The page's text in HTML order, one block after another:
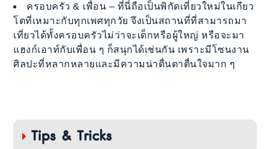
ครอบครัว & เพื่อน – ที่นี่ถือเป็นพิกัดเที่ยวใหม่ในเกียว
โตที่เหมาะกับทุกเพศทุกวัย จึงเป็นสถานที่ที่สามารถมา
เที่ยวได้ทั้งครอบครัวไม่ว่าจะเด็กหรือผู้ใหญ่ หรือจะมา
แฮงก์เอาท์กับเพื่อน ๆ ก็สนุกได้เช่นกัน เพราะมีโซนงาน
ศิลปะที่หลากหลายและมีความน่าตื่นตาตื่นใจมาก ๆ
Tips & Tricks